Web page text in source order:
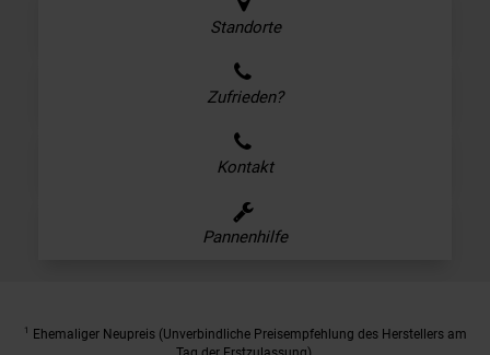
Standorte
Zufrieden?
Kontakt
Pannenhilfe
1
Ehemaliger Neupreis (Unverbindliche Preisempfehlung des Herstellers am